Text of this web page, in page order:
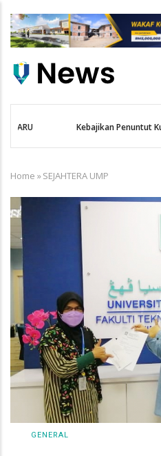
main
Main
Kebajikan Penuntut Kurang
Breadcrumb
Home »SEJAHTERA UMP
GENERAL